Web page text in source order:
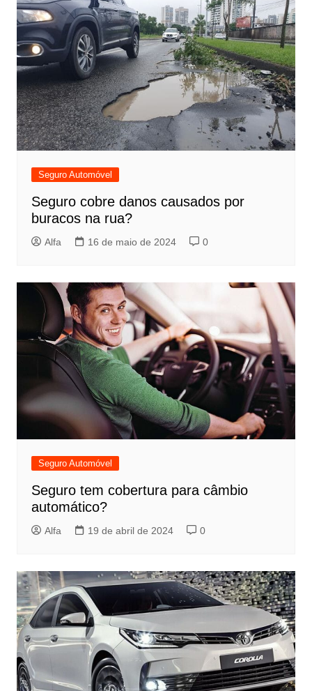
Seguro Automóvel
Seguro cobre danos causados por
buracos na rua?
Alfa 16 de maio de 2024 0
Seguro Automóvel
Seguro tem cobertura para câmbio
automático?
Alfa 19 de abril de 2024 0